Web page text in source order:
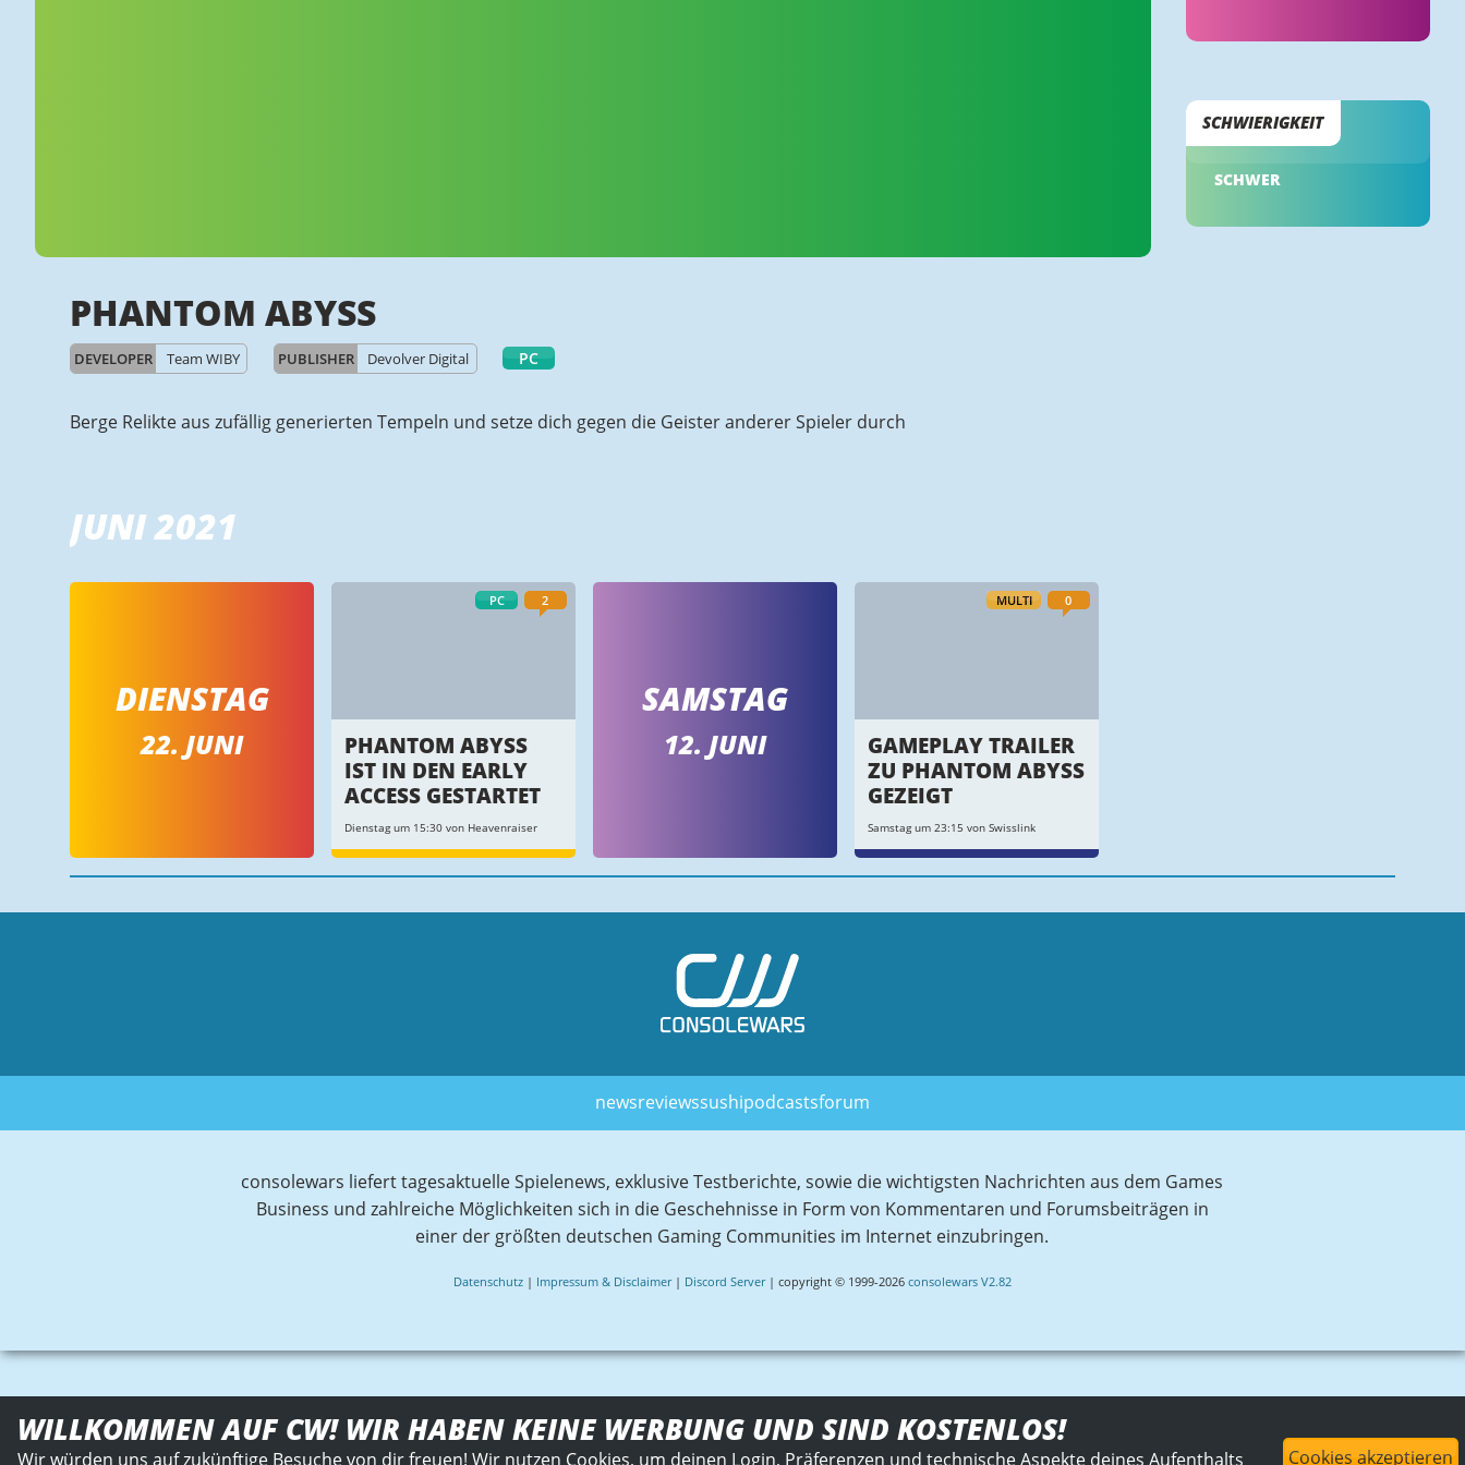
SCHWIERIGKEIT
SCHWER
PHANTOM ABYSS
DEVELOPER Team WIBY PUBLISHER Devolver Digital PC
Berge Relikte aus zufällig generierten Tempeln und setze dich gegen die Geister anderer Spieler durch
JUNI 2021
DIENSTAG
22. JUNI
PC 2
PHANTOM ABYSS
IST IN DEN EARLY
ACCESS GESTARTET
Dienstag um 15:30 von Heavenraiser
SAMSTAG
12. JUNI
MULTI 0
GAMEPLAY TRAILER
ZU PHANTOM ABYSS
GEZEIGT
Samstag um 23:15 von Swisslink
newsreviewssushipodcastsforum
consolewars liefert tagesaktuelle Spielenews, exklusive Testberichte, sowie die wichtigsten Nachrichten aus dem Games
Business und zahlreiche Möglichkeiten sich in die Geschehnisse in Form von Kommentaren und Forumsbeiträgen in
einer der größten deutschen Gaming Communities im Internet einzubringen.
Datenschutz| Impressum & Disclaimer| Discord Server| copyright © 1999-2026 consolewars V2.82
WILLKOMMEN AUF CW! WIR HABEN KEINE WERBUNG UND SIND KOSTENLOS!
Wir würden uns auf zukünftige Besuche von dir freuen! Wir nutzen Cookies, um deinen Login, Präferenzen und technische Aspekte deines Aufenthalts Cookies akzeptieren